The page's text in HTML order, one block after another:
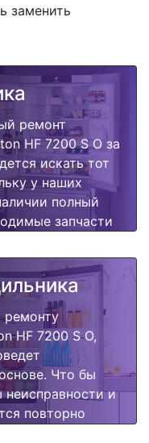
заменить
ремонт
HF 7200 S O за
искать тот
у наших
полный
запчасти
ремонту
HF 7200 S O,
Что бы
и
повторно